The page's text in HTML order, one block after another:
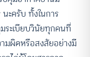
ะครับ ทั้งในการ
ระเบียบวินัยทุกคนที่
มผิดหรือสงสัยอย่างมี
Deutan Tritan